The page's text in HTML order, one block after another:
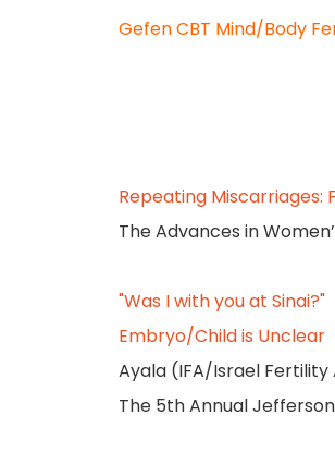
Gefen CBT Mind/Body
Repeating Miscarriages:
The Advances in
"Was I with you at
Embryo/Child is Unclear
Ayala (IFA/Israel Fertility
The 5th Annual